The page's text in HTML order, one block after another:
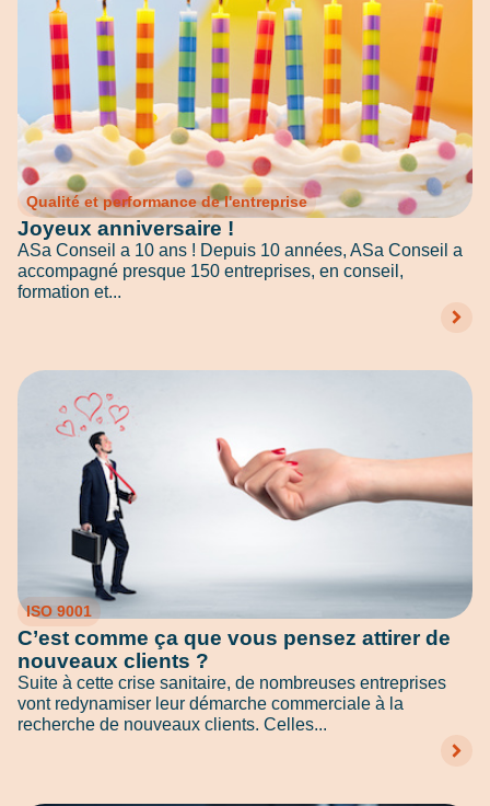
Qualité et performance de l'entreprise
Joyeux anniversaire !
ASa Conseil a 10 ans ! Depuis 10 années, ASa Conseil a
accompagné presque 150 entreprises, en conseil,
formation et...
ISO 9001
C’est comme ça que vous pensez attirer de
nouveaux clients ?
Suite à cette crise sanitaire, de nombreuses entreprises
vont redynamiser leur démarche commerciale à la
recherche de nouveaux clients. Celles...